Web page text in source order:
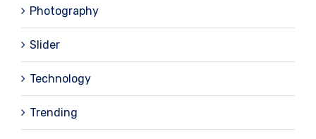
Photography
Slider
Technology
Trending